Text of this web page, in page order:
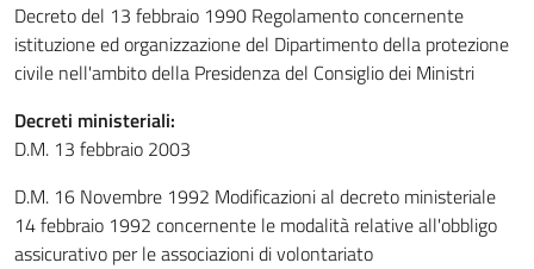
Decreto del 13 febbraio 1990 Regolamento concernente
istituzione ed organizzazione del Dipartimento della protezione
civile nell'ambito della Presidenza del Consiglio dei Ministri
Decreti ministeriali:
D.M. 13 febbraio 2003
D.M. 16 Novembre 1992 Modificazioni al decreto ministeriale
14 febbraio 1992 concernente le modalità relative all'obbligo
assicurativo per le associazioni di volontariato